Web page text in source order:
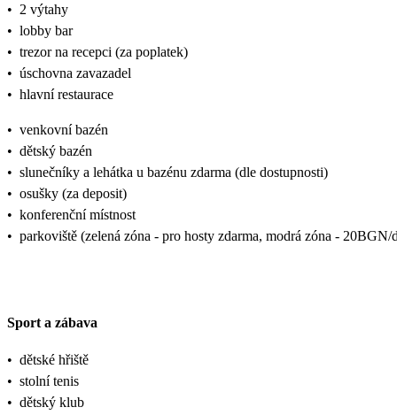
• 2 výtahy
• lobby bar
• trezor na recepci (za poplatek)
• úschovna zavazadel
• hlavní restaurace
• venkovní bazén
• dětský bazén
• slunečníky a lehátka u bazénu zdarma (dle dostupnosti)
• osušky (za deposit)
• konferenční místnost
• parkoviště (zelená zóna - pro hosty zdarma, modrá zóna - 20BGN/
Sport a zábava
• dětské hřiště
• stolní tenis
• dětský klub